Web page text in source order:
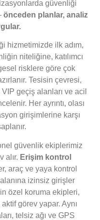
güvenliği
önceden planlar, analiz
hizmetimizde ilk adım,
niteliğine, katılımcı
risklere göre çok
Tesisin çevresi,
VIP geçiş alanları ve acil
Her ayrıntı, olası
girişimlerine karşı
güvenlik ekiplerimiz
alır. Erişim kontrol
araç ve yaya kontrol
izinsiz girişler
özel koruma ekipleri,
görev yapar. Aynı
telsiz ağı ve GPS